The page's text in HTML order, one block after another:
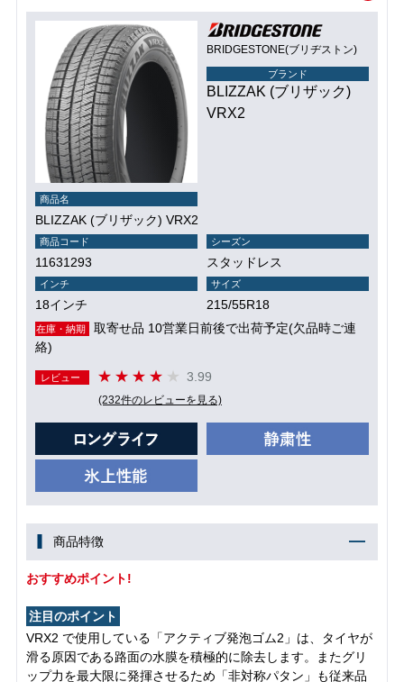
BRIDGESTONE(ブリヂストン)
ブランド
BLIZZAK (ブリザック)
VRX2
商品名
BLIZZAK (ブリザック) VRX2
商品コード
11631293
シーズン
スタッドレス
インチ
18インチ
サイズ
215/55R18
在庫・納期
取寄せ品 10営業日前後で出荷予定(欠品時ご連
絡)
レビュー 3.99
(232件のレビューを見る)
商品特徴
おすすめポイント!
注目のポイント
VRX2 で使用している「アクティブ発泡ゴム2」は、タイヤが
滑る原因である路面の水膜を積極的に除去します。またグリ
ップ力を最大限に発揮させるため「非対称パタン」も従来品